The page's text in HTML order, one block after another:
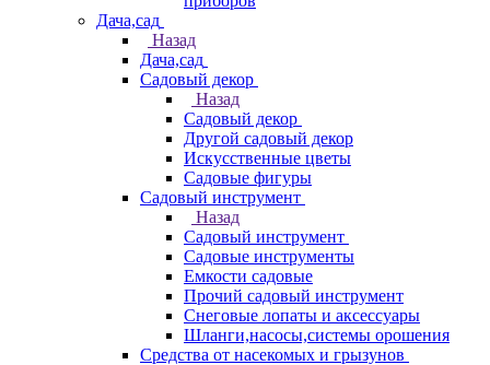
Дача,сад
Назад
Дача,сад
Садовый декор
Назад
Садовый декор
Другой садовый декор
Искусственные цветы
Садовые фигуры
Садовый инструмент
Назад
Садовый инструмент
Садовые инструменты
Емкости садовые
Прочий садовый инструмент
Снеговые лопаты и аксессуары
Шланги,насосы,системы орошения
Средства от насекомых и грызунов